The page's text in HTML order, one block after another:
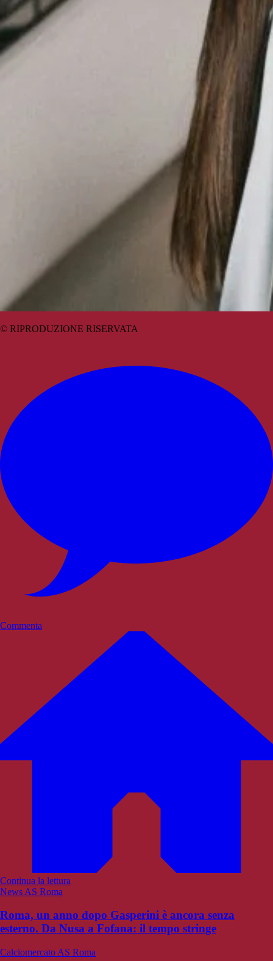
© RIPRODUZIONE RISERVATA
Commenta
Continua la lettura
News AS Roma
Roma, un anno dopo Gasperini è ancora senza
esterno. Da Nusa a Fofana: il tempo stringe
Calciomercato AS Roma